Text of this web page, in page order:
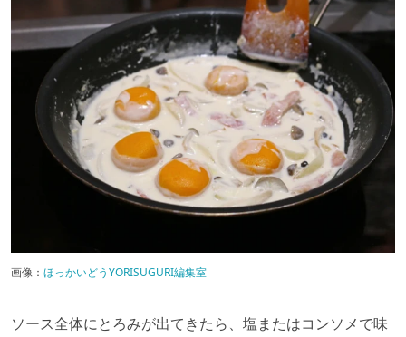
画像： ほっかいどうYORISUGURI編集室
ソース全体にとろみが出てきたら、塩またはコンソメで味